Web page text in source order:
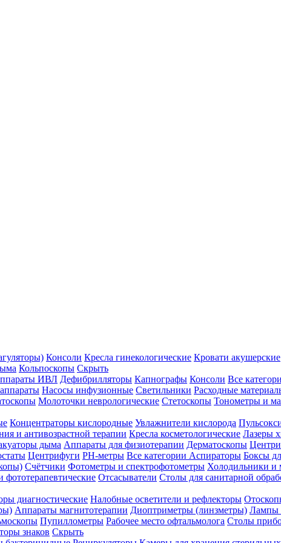
Консоли Кресла гинекологические Кровати акушерские
Кольпоскопы Скрыть
ИВЛ Дефибрилляторы Капнографы Консоли Все
Насосы инфузионные Светильники Расходные
Молоточки неврологические Стетоскопы Тонометры и
Концентраторы кислородные Увлажнители кислорода
и антивозрастной терапии Кресла косметологические Лазеры
дыма Аппараты для физиотерапии Дерматоскопы
Центрифуги PH-метры Все категории Аспираторы Боксы
Счётчики Фотометры и спектрофотометры Холодильники и
фототерапевтические Отсасыватели Столы для санитарной
диагностические Налобные осветители и рефлекторы
Аппараты магнитотерапии Диоптриметры (линзметры) Лампы
Пупиллометры Рабочее место офтальмолога Столы
знаков Скрыть